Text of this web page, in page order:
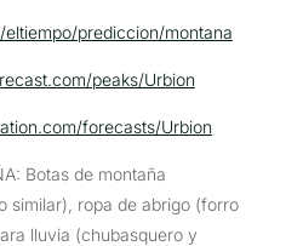
prediccion/montana
peaks/Urbion
forecasts/Urbion
Botas de montaña
similar), ropa de abrigo (forro
lluvia (chubasquero y